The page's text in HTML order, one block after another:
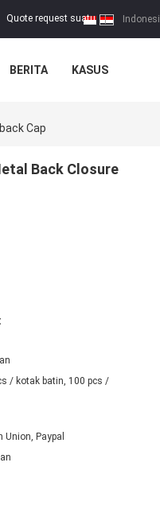
Quote request suatu |
BERITA KASUS
Cap
Back Closure
/ kotak batin, 100 pcs /
Union, Paypal